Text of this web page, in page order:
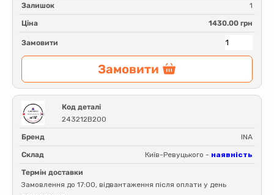
Залишок 1
Ціна 1430.00 грн
Замовити
Замовити
Код деталі
243212B200
Бренд INA
Склад Київ-Ревуцького - наявність
Термін доставки
Замовлення до 17:00, відвантаження після оплати у день